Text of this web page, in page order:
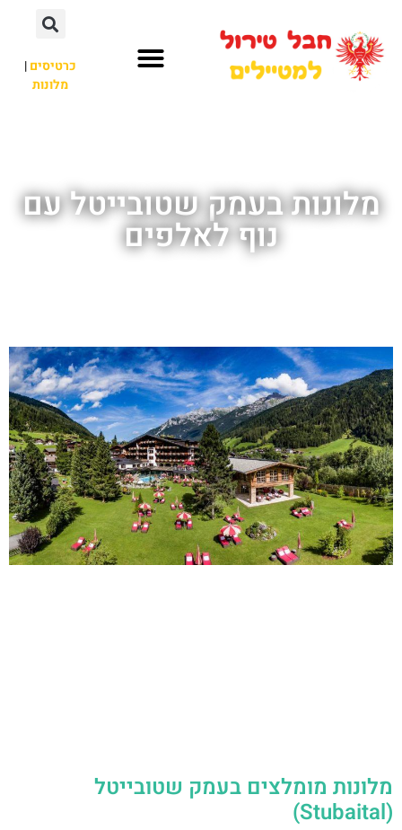
כרטיסים|
מלונות
מלונות בעמק שטובייטל עם
נוף לאלפים
מלונות מומלצים בעמק שטובייטל
(Stubaital)